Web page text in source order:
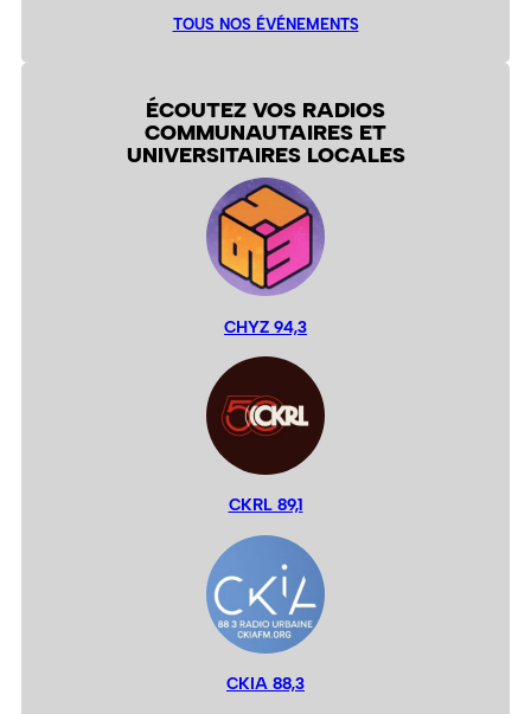
TOUS NOS ÉVÉNEMENTS
ÉCOUTEZ VOS RADIOS
COMMUNAUTAIRES ET
UNIVERSITAIRES LOCALES
CHYZ 94,3
CKRL 89,1
CKIA 88,3